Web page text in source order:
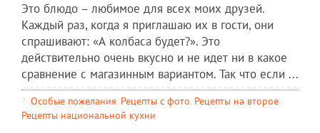
Это блюдо – любимое для всех моих друзей.
Каждый раз, когда я приглашаю их в гости, они
спрашивают: «А колбаса будет?». Это
действительно очень вкусно и не идет ни в какое
сравнение с магазинным вариантом. Так что если ...
Особые пожелания, Рецепты c фото, Рецепты на второе,
Рецепты национальной кухни